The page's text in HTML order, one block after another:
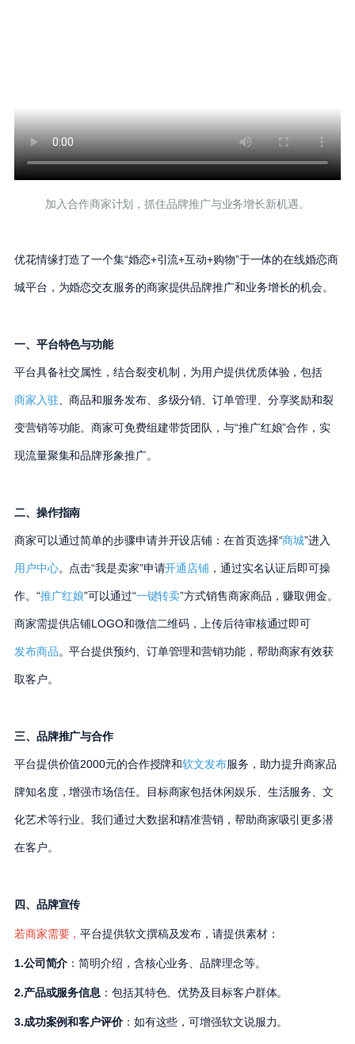
加入合作商家计划，抓住品牌推广与业务增长新机遇。
优花情缘打造了一个集“婚恋+引流+互动+购物”于一体的在线婚恋商
城平台，为婚恋交友服务的商家提供品牌推广和业务增长的机会。
一、平台特色与功能
平台具备社交属性，结合裂变机制，为用户提供优质体验，包括
商家入驻、商品和服务发布、多级分销、订单管理、分享奖励和裂
变营销等功能。商家可免费组建带货团队，与“推广红娘”合作，实
现流量聚集和品牌形象推广。
二、操作指南
商家可以通过简单的步骤申请并开设店铺：在首页选择“商城”进入
用户中心。点击“我是卖家”申请开通店铺 ，通过实名认证后即可操
作。“推广红娘”可以通过“一键转卖”方式销售商家商品，赚取佣金。
商家需提供店铺LOGO和微信二维码，上传后待审核通过即可
发布商品。平台提供预约、订单管理和营销功能，帮助商家有效获
取客户。
三、品牌推广与合作
平台提供价值2000元的合作授牌和软文发布服务，助力提升商家品
牌知名度，增强市场信任。目标商家包括休闲娱乐、生活服务、文
化艺术等行业。我们通过大数据和精准营销，帮助商家吸引更多潜
在客户。
四、品牌宣传
若商家需要，平台提供软文撰稿及发布，请提供素材：
1.公司简介 ：简明介绍，含核心业务、品牌理念等。
2.产品或服务信息 ：包括其特色、优势及目标客户群体。
3.成功案例和客户评价：如有这些，可增强软文说服力。